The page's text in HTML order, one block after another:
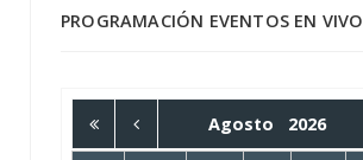
PROGRAMACIÓN EVENTOS EN VIVO
Agosto 2026